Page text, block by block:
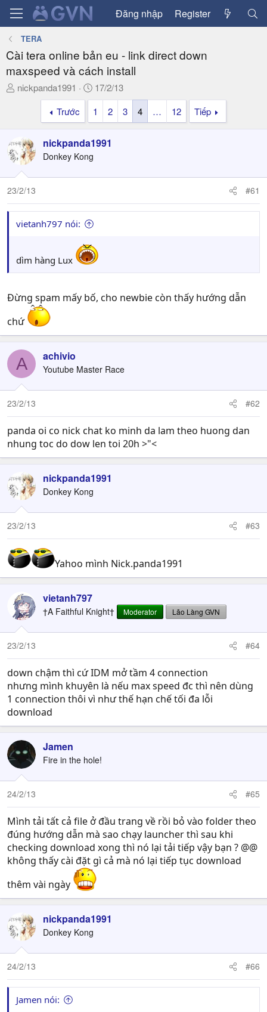
Đăng nhập Register
TERA
Cài tera online bản eu - link direct down
maxspeed và cách install
T
d
s
t
a
t
e
nickpanda1991
N
g
à
y
g
ử
17/2/13
Trước
1 2 3 4 … 12 Tiếp
nickpanda1991
Donkey Kong
23/2/13 #61
vietanh797 nói:
dìm hàng Lux
Đừng spam mấy bố, cho newbie còn thấy hướng dẫn
chứ
A achivio
Youtube Master Race
23/2/13 #62
panda oi co nick chat ko minh da lam theo huong dan
nhung toc do dow len toi 20h >"<
nickpanda1991
Donkey Kong
23/2/13 #63
Yahoo mình Nick.panda1991
vietanh797
†A Faithful Knight† Moderator Lão Làng GVN
23/2/13 #64
down chậm thì cứ IDM mở tầm 4 connection
nhưng mình khuyên là nếu max speed đc thì nên dùng
1 connection thôi vì như thế hạn chế tối đa lỗi
download
Jamen
Fire in the hole!
24/2/13 #65
Mình tải tất cả file ở đầu trang về rồi bỏ vào folder theo
đúng hướng dẫn mà sao chạy launcher thì sau khi
checking download xong thì nó lại tải tiếp vậy bạn ? @@
không thấy cài đặt gì cả mà nó lại tiếp tục download
thêm vài ngày
nickpanda1991
Donkey Kong
24/2/13 #66
Jamen nói: